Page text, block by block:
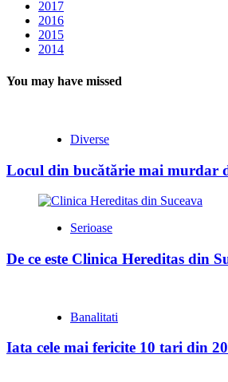
2017
2016
2015
2014
You may have missed
Diverse
Locul din bucătărie mai murdar
Serioase
De ce este Clinica Hereditas din
Banalitati
Iata cele mai fericite 10 tari din